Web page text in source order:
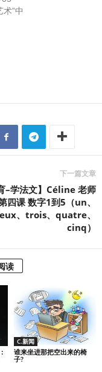
术”中
下一篇文章
–学法文】Céline 老师
四课 数字1到5（un、
、trois、quatre、
cinq）
读
C.新闻
谁来坐进那把空出来的椅
子?